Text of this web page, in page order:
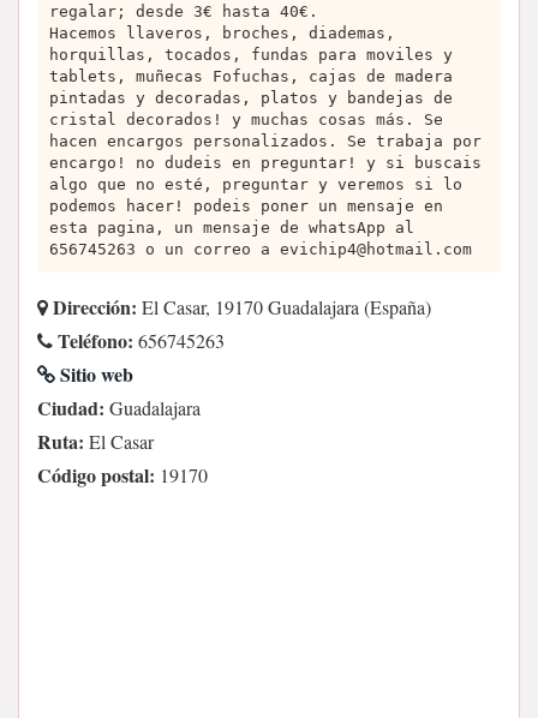
regalar; desde 3€ hasta 40€.
Hacemos llaveros, broches, diademas,
horquillas, tocados, fundas para moviles y
tablets, muñecas Fofuchas, cajas de madera
pintadas y decoradas, platos y bandejas de
cristal decorados! y muchas cosas más. Se
hacen encargos personalizados. Se trabaja por
encargo! no dudeis en preguntar! y si buscais
algo que no esté, preguntar y veremos si lo
podemos hacer! podeis poner un mensaje en
esta pagina, un mensaje de whatsApp al
656745263 o un correo a evichip4@hotmail.com
Dirección: El Casar, 19170 Guadalajara (España)
Teléfono: 656745263
Sitio web
Ciudad: Guadalajara
Ruta: El Casar
Código postal: 19170